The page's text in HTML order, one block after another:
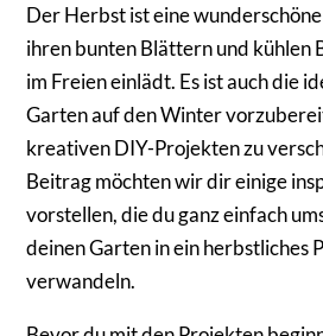
Der Herbst ist eine
ihren bunten Blättern und kühlen
im Freien einlädt. Es ist auch die
Garten auf den Winter
kreativen DIY-Projekten zu
Beitrag möchten wir dir einige
vorstellen, die du ganz einfach
deinen Garten in ein herbstliches
verwandeln.